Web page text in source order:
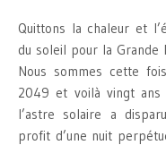
Quittons la chaleur et
du soleil pour la Grande
Nous sommes cette
2049 et voilà vingt ans
l’astre solaire a
profit d’une nuit